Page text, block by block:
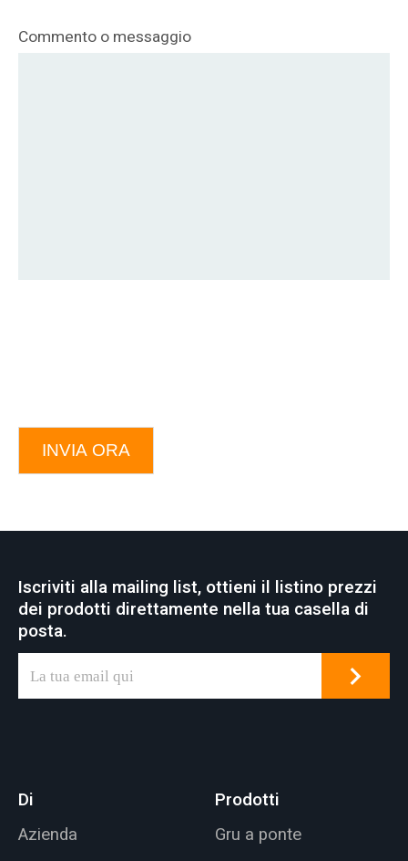
Commento o messaggio
INVIA ORA
Iscriviti alla mailing list, ottieni il listino prezzi
dei prodotti direttamente nella tua casella di
posta.
Di
Azienda
Prodotti
Gru a ponte